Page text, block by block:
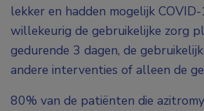
lekker en hadden mogelijk
willekeurig de gebruikelijke zorg
gedurende 3 dagen, de
andere interventies of alleen de
80% van de patiënten die